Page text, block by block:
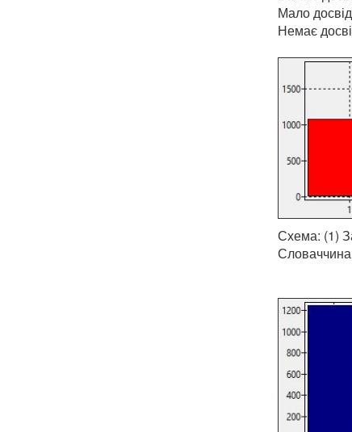
Мало
Немає
Схема: (1)
Словаччина